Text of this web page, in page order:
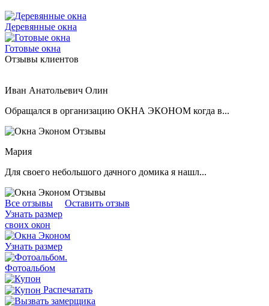
Деревянные окна
Готовые окна
Отзывы клиентов
Иван Анатольевич Олин
Обращался в организацию ОКНА ЭКОНОМ когда в...
Мария
Для своего небольшого дачного домика я нашл...
Все отзывы
Оставить отзыв
Узнать размер
своих окон
Узнать размер
.
Фотоальбом
Распечатать